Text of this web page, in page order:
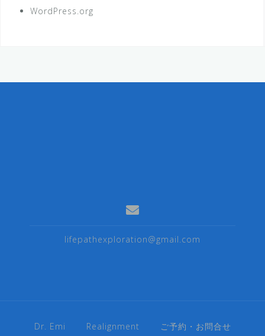
WordPress.org
lifepathexploration@gmail.com
Dr. Emi Realignment ご予約・お問合せ